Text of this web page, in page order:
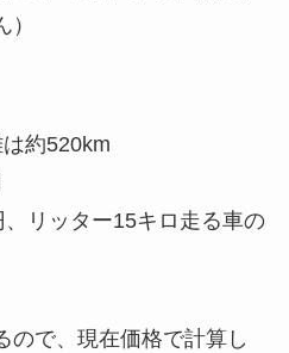
約520km
、リッター15キロ走る車の
ので、現在価格で計算し